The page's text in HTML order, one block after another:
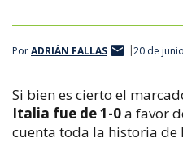
PorADRIÁN FALLAS 20 de
Si bien es cierto el
Italia fue de 1-0a favor
cuenta toda la historia de